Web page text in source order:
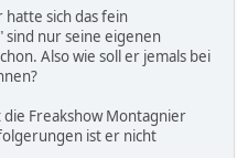
hatte sich das fein
nur seine eigenen
Also wie soll er jemals bei
Freakshow Montagnier
ist er nicht